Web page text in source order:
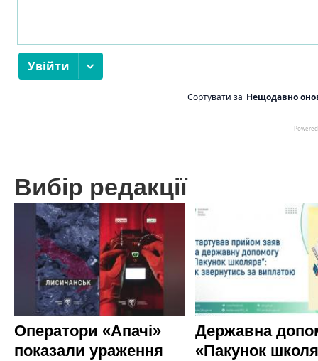
Вибір редакції
Оператори «Апачі»
показали ураження
Державна
«Пакунок